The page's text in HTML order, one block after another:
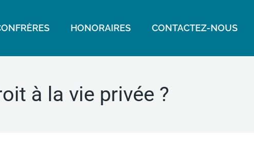
HONORAIRES CONTACTEZ-NOUS
à la vie privée ?